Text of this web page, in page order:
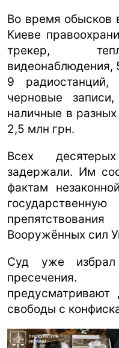
Во время обысков
Киеве
трекер,
видеонаблюдения,
9 радиостанций,
черновые
наличные в
2,5 млн грн.
Всех
задержали. Им
фактам
препятствования
Вооружённых сил
Суд уже избрал
свободы с